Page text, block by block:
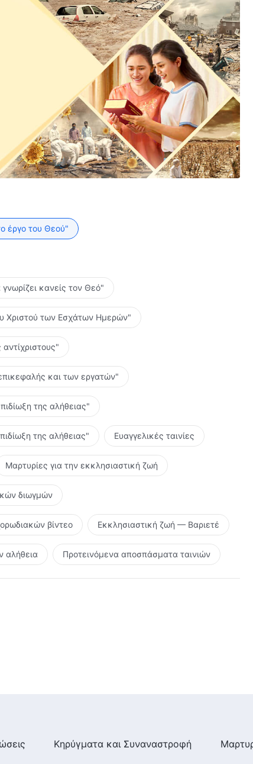
έργο του Θεού"
κανείς τον Θεό"
Χριστού των Εσχάτων Ημερών"
και των εργατών"
της αλήθειας"
της αλήθειας" Ευαγγελικές ταινίες
Μαρτυρίες για την εκκλησιαστική ζωή
διωγμών
βίντεο Εκκλησιαστική ζωή — Βαριετέ
αλήθεια Προτεινόμενα αποσπάσματα ταινιών
Κηρύγματα και Συναναστροφή